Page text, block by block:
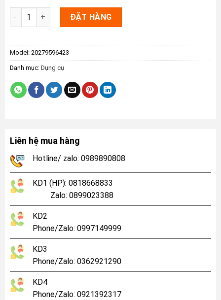
Checker Dụng Cụ Đo Amonia Thang Trung Trong Nước
ĐẶT HÀNG
Model: 20279596423
Danh mục: Dụng cụ
Liên hệ mua hàng
Hotline/ zalo: 0989890808
KD1 (HP): 0818668833
Zalo: 0899023388
KD2
Phone/Zalo: 0997149999
KD3
Phone/Zalo: 0362921290
KD4
Phone/Zalo: 0921392317